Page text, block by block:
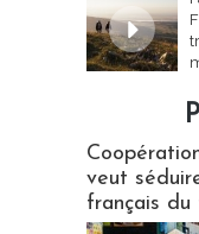
veut
français du